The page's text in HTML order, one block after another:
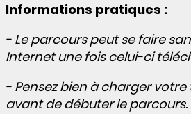
Informations pratiques :
- Le parcours peut se faire
Internet une fois celui-ci
- Pensez bien à charger votre
avant de débuter le parcours.